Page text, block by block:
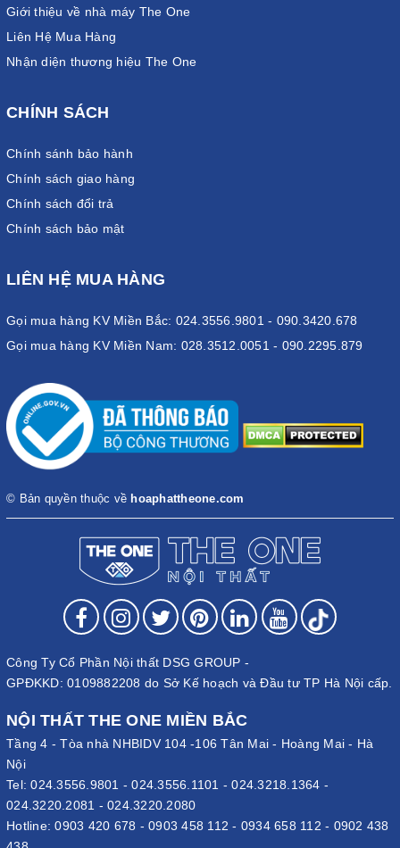
Giới thiệu về nhà máy The One
Liên Hệ Mua Hàng
Nhận diện thương hiệu The One
CHÍNH SÁCH
Chính sánh bảo hành
Chính sách giao hàng
Chính sách đổi trả
Chính sách bảo mật
LIÊN HỆ MUA HÀNG
Gọi mua hàng KV Miền Bắc: 024.3556.9801 - 090.3420.678
Gọi mua hàng KV Miền Nam: 028.3512.0051 - 090.2295.879
© Bản quyền thuộc về hoaphattheone.com
Công Ty Cổ Phần Nội thất DSG GROUP -
GPĐKKD: 0109882208 do Sở Kế hoạch và Đầu tư TP Hà Nội cấp.
NỘI THẤT THE ONE MIỀN BẮC
Tầng 4 - Tòa nhà NHBIDV 104 -106 Tân Mai - Hoàng Mai - Hà
Nội
Tel:024.3556.9801 -024.3556.1101 -024.3218.1364 -
024.3220.2081 - 024.3220.2080
Hotline:0903 420 678 - 0903 458 112 - 0934 658 112 - 0902 438